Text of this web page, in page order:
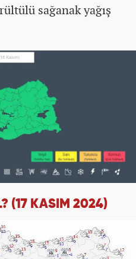
sağanak yağış
(17 KASIM 2024)